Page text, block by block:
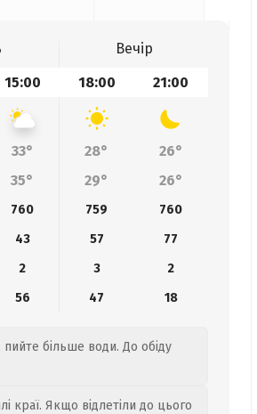
Вечір
15:00 18:00 21:00
33° 28°
26°
35° 29° 26°
760 759
760
43 57
77
2 3
2
56 47 18
пийте більше води. До обіду
краї. Якщо відлетіли до цього